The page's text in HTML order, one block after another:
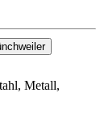
Metall,